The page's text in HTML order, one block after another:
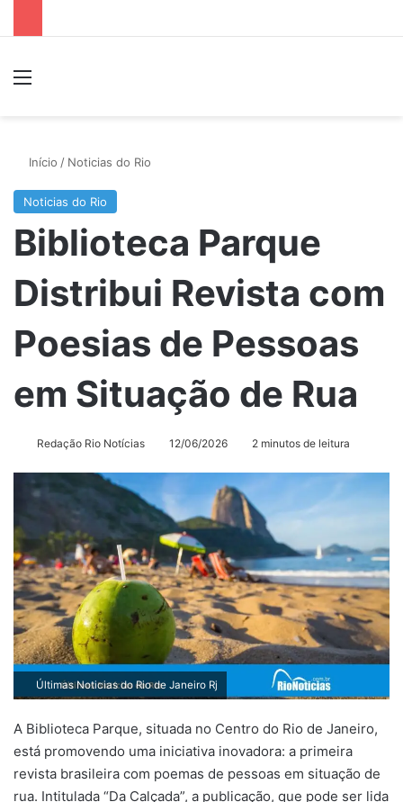
Início / Noticias do Rio
Noticias do Rio
Biblioteca Parque
Distribui Revista com
Poesias de Pessoas
em Situação de Rua
Redação Rio Notícias 12/06/2026 2 minutos de leitura
Últimas Noticias do Rio de Janeiro Rj
A Biblioteca Parque, situada no Centro do Rio de Janeiro,
está promovendo uma iniciativa inovadora: a primeira
revista brasileira com poemas de pessoas em situação de
rua. Intitulada “Da Calçada”, a publicação, que pode ser lida